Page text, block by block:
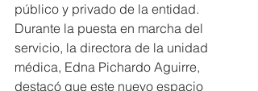
público y privado de la entidad.
Durante la puesta en marcha del
servicio, la directora de la unidad
médica, Edna Pichardo Aguirre,
destacó que este nuevo espacio